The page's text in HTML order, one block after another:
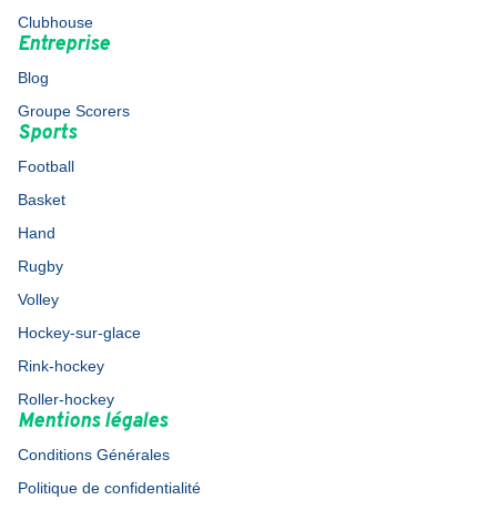
Clubhouse
Entreprise
Blog
Groupe Scorers
Sports
Football
Basket
Hand
Rugby
Volley
Hockey-sur-glace
Rink-hockey
Roller-hockey
Mentions légales
Conditions Générales
Politique de confidentialité